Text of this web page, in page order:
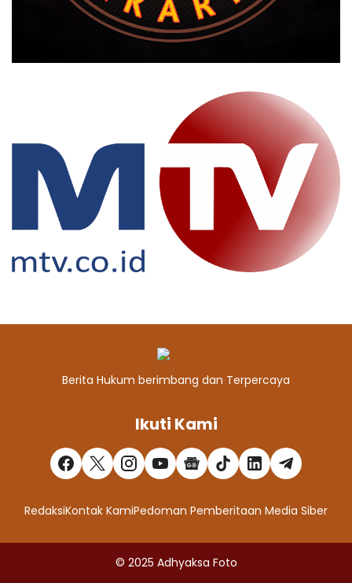
Berita Hukum berimbang dan Terpercaya
Ikuti Kami
RedaksiKontak KamiPedoman Pemberitaan Media Siber
© 2025 Adhyaksa Foto